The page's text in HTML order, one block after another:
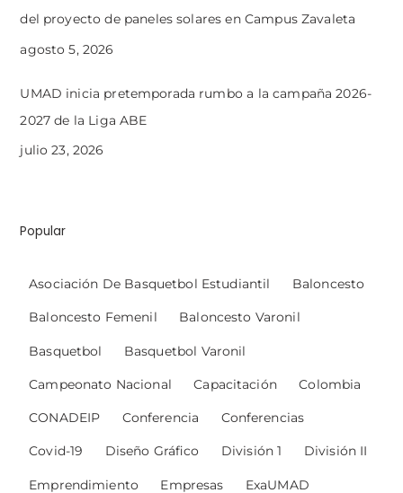
del proyecto de paneles solares en Campus Zavaleta
agosto 5, 2026
UMAD inicia pretemporada rumbo a la campaña 2026-
2027 de la Liga ABE
julio 23, 2026
Popular
Asociación De Basquetbol Estudiantil Baloncesto
Baloncesto Femenil Baloncesto Varonil
Basquetbol Basquetbol Varonil
Campeonato Nacional Capacitación Colombia
CONADEIP Conferencia Conferencias
Covid-19 Diseño Gráfico División 1 División II
Emprendimiento Empresas ExaUMAD